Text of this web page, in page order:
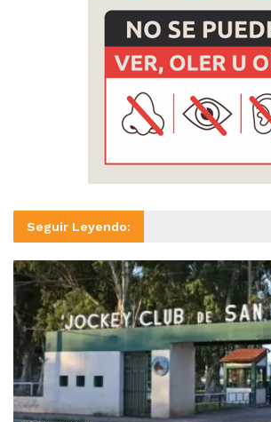
Seguir Leyendo: